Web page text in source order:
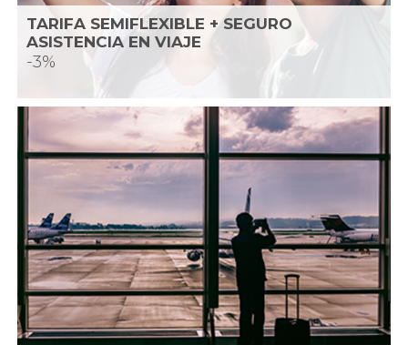
TARIFA SEMIFLEXIBLE + SEGURO
ASISTENCIA EN VIAJE
-3%